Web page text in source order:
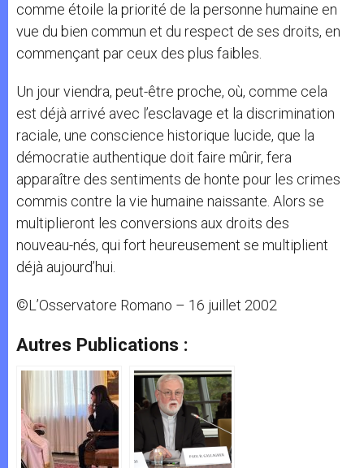
comme étoile la priorité de la personne humaine en
vue du bien commun et du respect de ses droits, en
commençant par ceux des plus faibles.
Un jour viendra, peut-être proche, où, comme cela
est déjà arrivé avec l’esclavage et la discrimination
raciale, une conscience historique lucide, que la
démocratie authentique doit faire mûrir, fera
apparaître des sentiments de honte pour les crimes
commis contre la vie humaine naissante. Alors se
multiplieront les conversions aux droits des
nouveau-nés, qui fort heureusement se multiplient
déjà aujourd’hui.
©L’Osservatore Romano – 16 juillet 2002
Autres Publications :